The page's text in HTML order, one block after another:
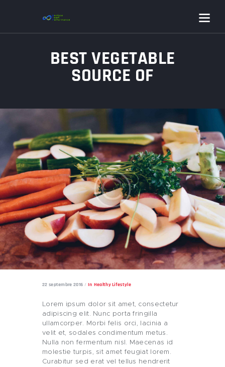
BEST VEGETABLE
SOURCE OF
WEIGHT LOSS
22 septembre 2016 In Healthy Lifestyle
Lorem ipsum dolor sit amet, consectetur
adipiscing elit. Nunc porta fringilla
ullamcorper. Morbi felis orci, lacinia a
velit et, sodales condimentum metus.
Nulla non fermentum nisl. Maecenas id
molestie turpis, sit amet feugiat lorem.
Curabitur sed erat vel tellus hendrerit